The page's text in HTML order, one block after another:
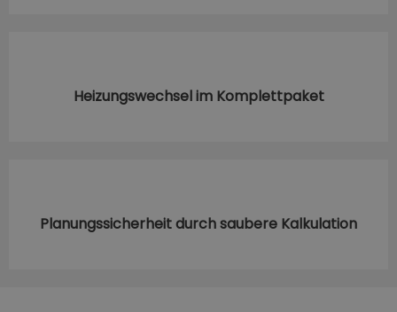
Heizungswechsel im Komplettpaket
Planungssicherheit durch saubere Kalkulation